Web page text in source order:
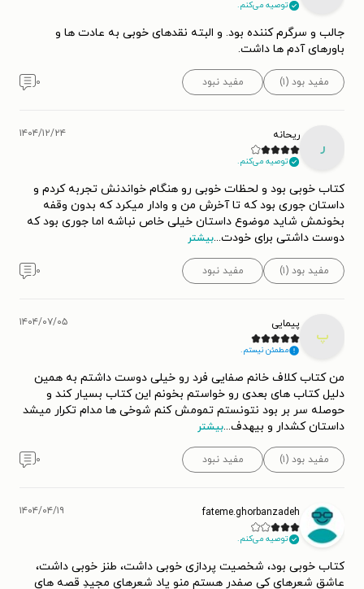
توصیه می‌کنم.
جالب و سرگرم کننده بود. و البته نقدهای خوبی به عادت ها و
باورهای آدم ها داشت.
مفید بود (۱) مفید نبود ۰
ر
ریحانه
توصیه می‌کنم.
۱۴۰۴/۱۲/۲۴
کتاب خوبی بود و لحظات خوبی رو هنگام خواندنش تجربه کردم و
داستان جوری بود که تا آخرش من و وادار میکرد که بدون وقفه
بخونمش شاید موضوع داستان خیلی خاص نباشه اما جوری بود که
دوست داشتی برای خودت...بیشتر
مفید بود (۱) مفید نبود ۰
پ
پیمایی
مطمئن نیستم.
۱۴۰۴/۰۷/۰۵
من کتاب کلاف خانم صفایی فرد رو خیلی دوست داشتم به همین
دلیل کتاب های بعدی رو خواستم بخونم این کتاب بسیار کند و
حوصله سر بر بود نتونستم تمومش کنم شوخی ها مدام تکرار میشد
داستان کشدار و بیهدف...بیشتر
مفید بود (۱) مفید نبود ۰
fateme.ghorbanzadeh
توصیه می‌کنم.
۱۴۰۴/۰۴/۱۹
کتاب خوبی بود، شخصیت پردازی خوبی داشت، طنز خوبی داشت،
عاشق شعرهای کی صفدر هستم منو یاد شعرهای مجیدِ قصه های